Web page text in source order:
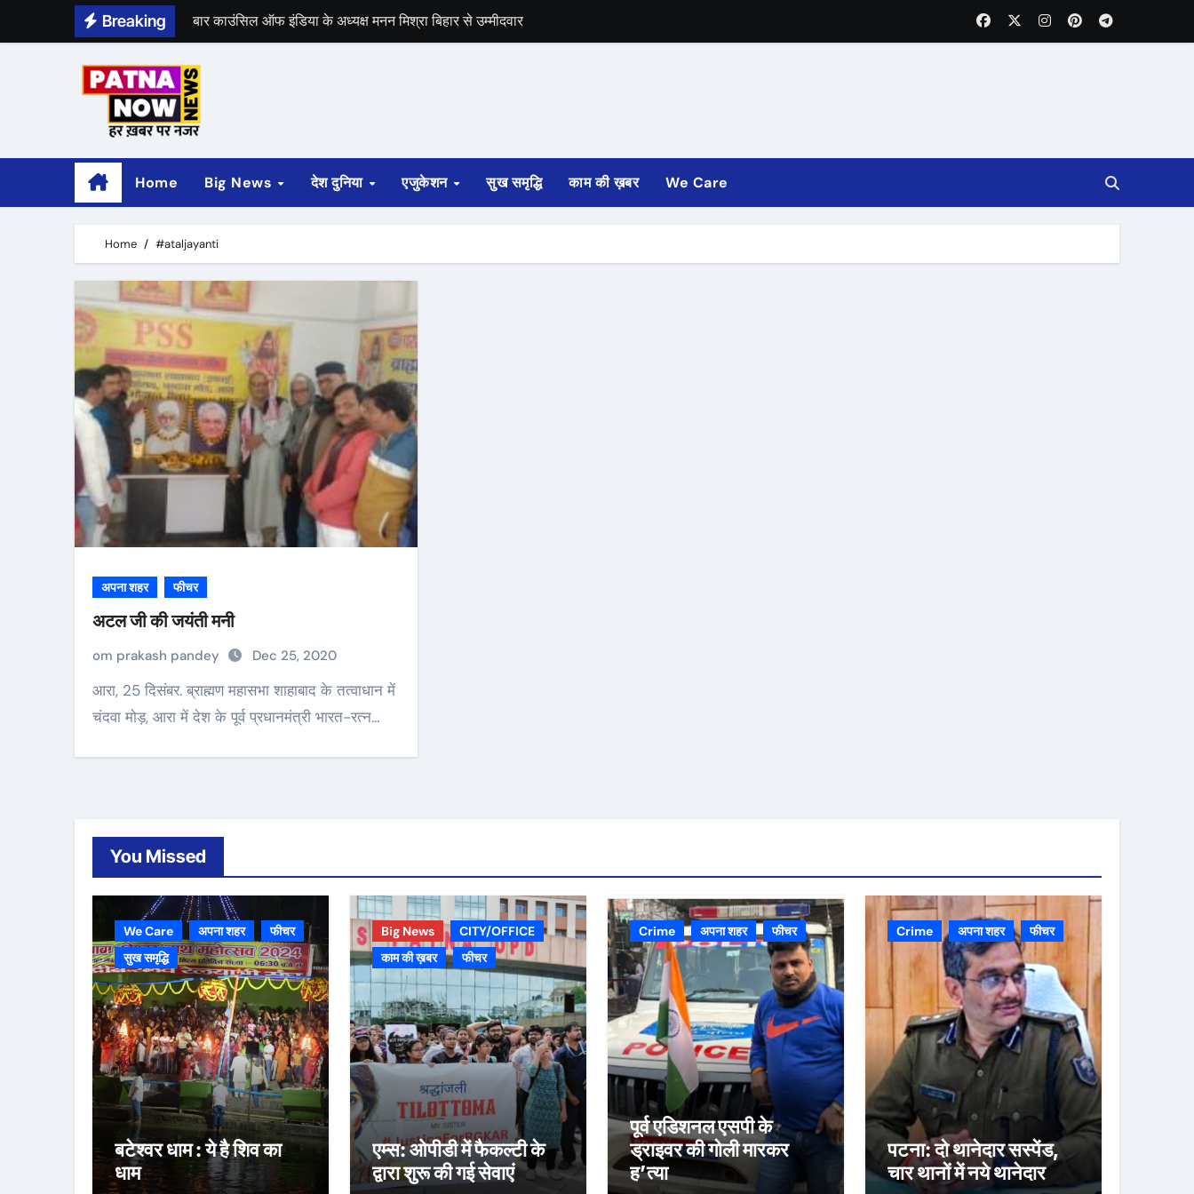
Breaking बार काउंसिल ऑफ इंडिया के अध्यक्ष मनन मिश्रा बिहार से उम्मीदवार
भीम सेना का भारत बंद, राजद का बंद को समर्थन
Home Big News देश दुनिया एजुकेशन सुख समृद्धि काम की ख़बर We Care
Home #ataljayanti
अपना शहर फीचर
अटल जी की जयंती मनी
om prakash pandey Dec 25, 2020
आरा, 25 दिसंबर. ब्राह्मण महासभा शाहाबाद के तत्वाधान में
चंदवा मोड़, आरा में देश के पूर्व प्रधानमंत्री भारत-रत्न…
You Missed
We Care अपना शहर
फीचर
सुख समृद्धि
बटेश्वर धाम : ये है शिव का
धाम
Big News
CITY/OFFICE
काम की ख़बर
फीचर
एम्स: ओपीडी में फैकल्टी के
द्वारा शुरू की गई सेवाएं
Crime अपना शहर फीचर
पूर्व एडिशनल एसपी के
ड्राइवर की गोली मारकर
ह’त्या
Crime अपना शहर फीचर
पटना: दो थानेदार सस्पेंड,
चार थानों में नये थानेदार